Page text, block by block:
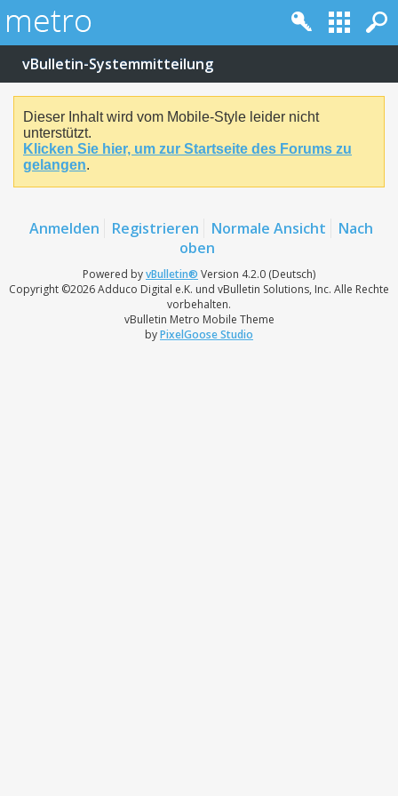
vBulletin-Systemmitteilung
Dieser Inhalt wird vom Mobile-Style leider nicht
unterstützt.
Klicken Sie hier, um zur Startseite des Forums zu
gelangen.
Anmelden Registrieren Normale Ansicht
Nach
oben
Powered byvBulletin® Version 4.2.0 (Deutsch)
Copyright ©2026 Adduco Digital e.K. und vBulletin Solutions, Inc. Alle Rechte
vorbehalten.
vBulletin Metro Mobile Theme
byPixelGoose Studio